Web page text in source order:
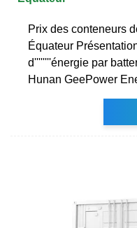
Prix des conteneurs
Équateur
d''''''''énergie par
Hunan GeePower